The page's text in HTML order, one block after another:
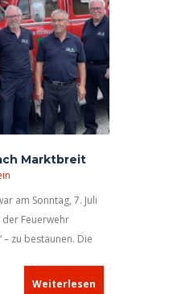
Marktbreit
am Sonntag, 7. Juli
Feuerwehr
– zu bestaunen. Die
Kreisstadt am
Weiterlesen